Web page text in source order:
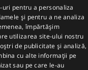
uri pentru a personaliza
și pentru a ne analiza
împărtășim
utilizarea site-ului nostru
de publicitate și analiză,
cu alte informații pe
sau pe care le-au